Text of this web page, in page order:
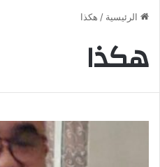
الرئيسية / هكذا
هكذا